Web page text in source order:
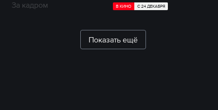
За кадром В КИНО С 24 ДЕКАБРЯ
Показать ещё